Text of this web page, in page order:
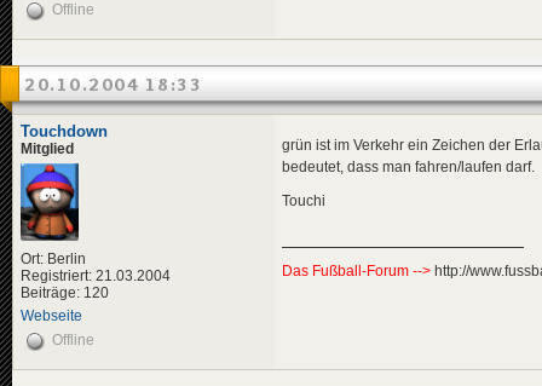
Offline
20.10.2004 18:33
Touchdown
Mitglied
Ort: Berlin
Registriert: 21.03.2004
Beiträge: 120
Webseite
grün ist im Verkehr ein Zeichen der
bedeutet, dass man fahren/laufen darf.
Touchi
Das Fußball-Forum --> http://
Offline